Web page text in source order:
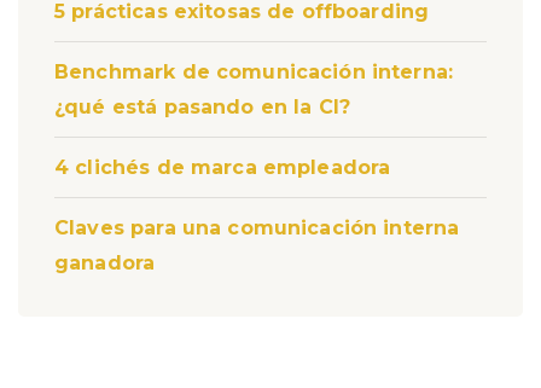
5 prácticas exitosas de offboarding
Benchmark de comunicación interna:
¿qué está pasando en la CI?
4 clichés de marca empleadora
Claves para una comunicación interna
ganadora